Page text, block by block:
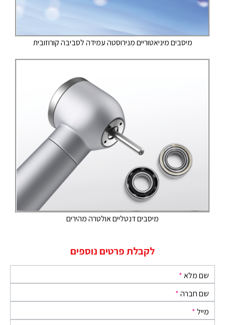
מיסבים מיניאטוריים מנירוסטה עמידה לסביבה קורוזובית
מיסבים דנטליים אולטרה מהירים
לקבלת פרטים נוספים
שם מלא*
שם חברה*
מייל*